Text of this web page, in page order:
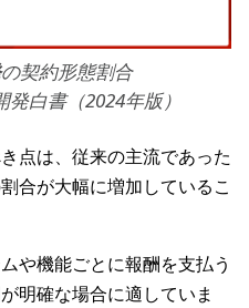
の契約形態割合
白書（2024年版）
点は、従来の主流であった
合が大幅に増加しているこ
や機能ごとに報酬を支払う
明確な場合に適していま